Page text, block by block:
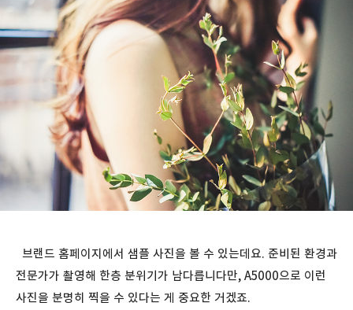
브랜드 홈페이지에서 샘플 사진을 볼 수 있는데요. 준비된 환경과
전문가가 촬영해 한층 분위기가 남다릅니다만, A5000으로 이런
사진을 분명히 찍을 수 있다는 게 중요한 거겠죠.